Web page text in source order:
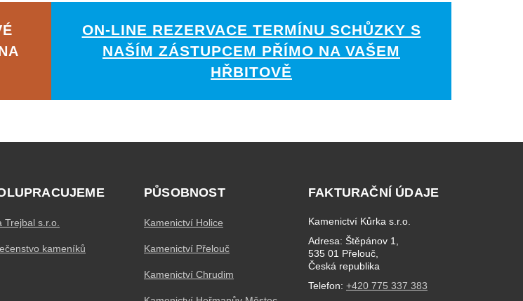
ON-LINE REZERVACE TERMÍNU SCHŮZKY S
NAŠÍM ZÁSTUPCEM PŘÍMO NA VAŠEM
HŘBITOVĚ
Trejbal s.r.o.
kameníků
PŮSOBNOST
Kamenictví Holice
Kamenictví Přelouč
Kamenictví Chrudim
FAKTURAČNÍ ÚDAJE
Kamenictví Kůrka s.r.o.
Adresa: Štěpánov 1,
535 01 Přelouč,
Česká republika
Telefon: +420 775 337 383